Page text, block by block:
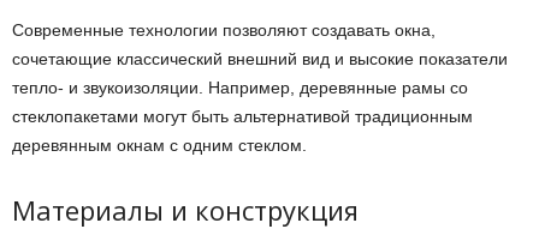
Современные технологии позволяют создавать окна,
сочетающие классический внешний вид и высокие показатели
тепло- и звукоизоляции. Например, деревянные рамы со
стеклопакетами могут быть альтернативой традиционным
деревянным окнам с одним стеклом.
Материалы и конструкция